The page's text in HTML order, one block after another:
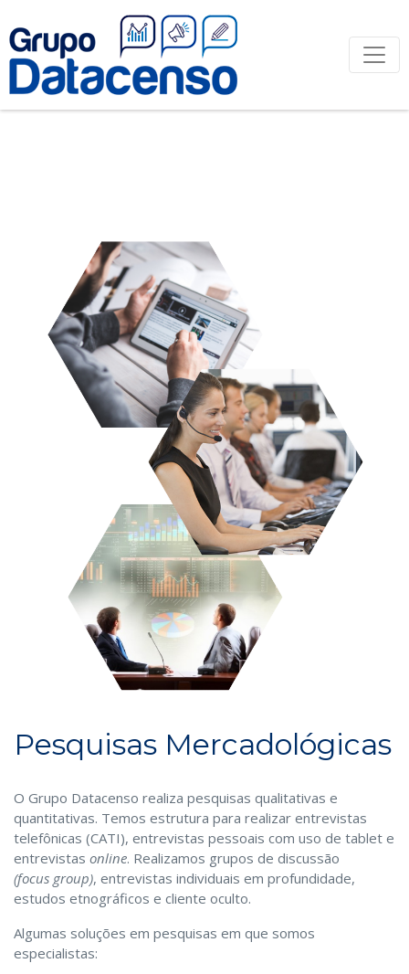
Pesquisas Mercadológicas
O Grupo Datacenso realiza pesquisas qualitativas e
quantitativas. Temos estrutura para realizar entrevistas
telefônicas (CATI), entrevistas pessoais com uso de tablet e
entrevistas online. Realizamos grupos de discussão
(focus group), entrevistas individuais em profundidade,
estudos etnográficos e cliente oculto.
Algumas soluções em pesquisas em que somos
especialistas: